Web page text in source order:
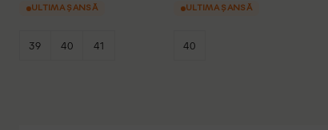
ULTIMA ȘANSĂ
39 40 41
ULTIMA ȘANSĂ
40